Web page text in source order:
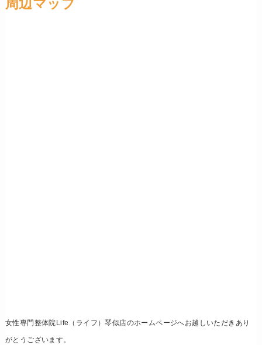
周辺マップ
女性専門整体院Life（ライフ）琴似店のホームページへお越しいただきあり
がとうございます。